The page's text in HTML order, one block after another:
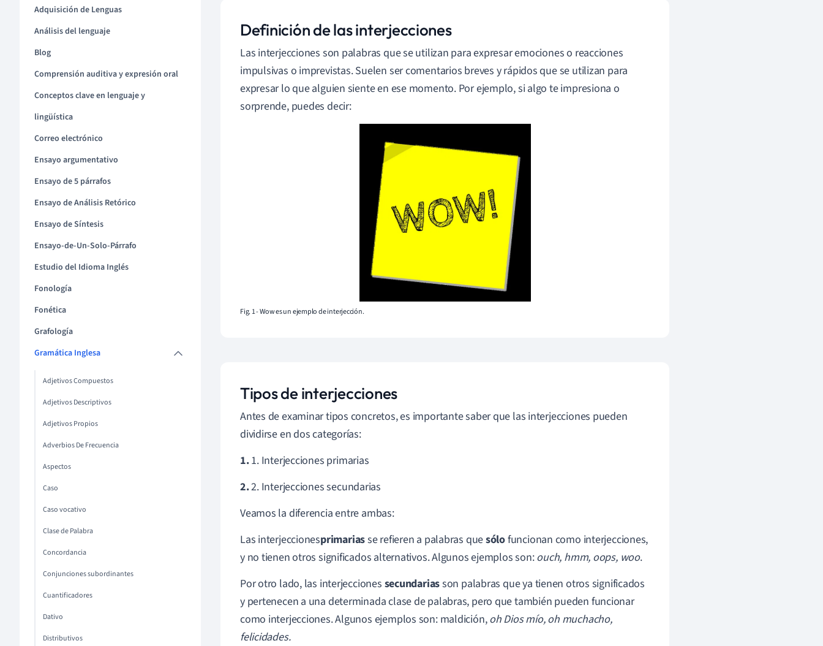
Adquisición de Lenguas
Análisis del lenguaje
Blog
Comprensión auditiva y expresión oral
Conceptos clave en lenguaje y
lingüística
Correo electrónico
Ensayo argumentativo
Ensayo de 5 párrafos
Ensayo de Análisis Retórico
Ensayo de Síntesis
Ensayo-de-Un-Solo-Párrafo
Estudio del Idioma Inglés
Fonología
Fonética
Grafología
Gramática Inglesa
Adjetivos Compuestos
Adjetivos Descriptivos
Adjetivos Propios
Adverbios De Frecuencia
Aspectos
Caso
Caso vocativo
Clase de Palabra
Concordancia
Conjunciones subordinantes
Cuantificadores
Dativo
Distributivos
Definición de las interjecciones
Las interjecciones son palabras que se utilizan para expresar emociones o reacciones
impulsivas o imprevistas. Suelen ser comentarios breves y rápidos que se utilizan para
expresar lo que alguien siente en ese momento. Por ejemplo, si algo te impresiona o
sorprende, puedes decir:
Fig. 1 - Wow es un ejemplo de interjección.
Tipos de interjecciones
Antes de examinar tipos concretos, es importante saber que las interjecciones pueden
dividirse en dos categorías:
1.1. Interjecciones primarias
2.2. Interjecciones secundarias
Veamos la diferencia entre ambas:
Las interjeccionesprimariasse refieren a palabras quesólofuncionan como interjecciones,
y no tienen otros significados alternativos. Algunos ejemplos son:ouch, hmm, oops, woo.
Por otro lado, las interjecciones secundariasson palabras que ya tienen otros significados
y pertenecen a una determinada clase de palabras, pero que también pueden funcionar
como interjecciones. Algunos ejemplos son: maldición,oh Dios mío, oh muchacho,
felicidades.